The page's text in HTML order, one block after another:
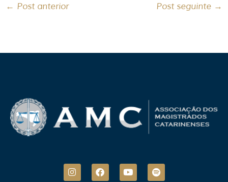
← Post anterior Post seguinte →
I
n
F
a
Y
o
S
p